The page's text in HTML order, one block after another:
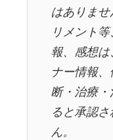
はありま
リメント
報、感想は
ナー情報、
断・治療
ると承認
ん。